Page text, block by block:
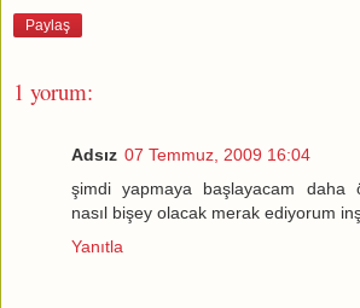
Paylaş
1 yorum:
Adsız 07 Temmuz, 2009 16:04
şimdi yapmaya başlayacam daha
nasıl bişey olacak merak ediyorum
Yanıtla